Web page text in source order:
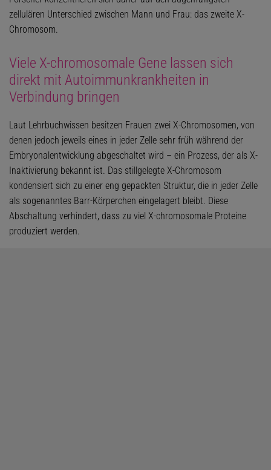
zellulären Unterschied zwischen Mann und Frau: das zweite X-
Chromosom.
Viele X-chromosomale Gene lassen sich
direkt mit Autoimmunkrankheiten in
Verbindung bringen
Laut Lehrbuchwissen besitzen Frauen zwei X-Chromosomen, von
denen jedoch jeweils eines in jeder Zelle sehr früh während der
Embryonalentwicklung abgeschaltet wird – ein Prozess, der als X-
Inaktivierung bekannt ist. Das stillgelegte X-Chromosom
kondensiert sich zu einer eng gepackten Struktur, die in jeder Zelle
als sogenanntes Barr-Körperchen eingelagert bleibt. Diese
Abschaltung verhindert, dass zu viel X-chromosomale Proteine
produziert werden.